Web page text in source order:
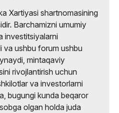
Xartiyasi shartnomasining
Barchamizni umumiy
investitsiyalarni
va ushbu forum ushbu
mintaqaviy
rivojlantirish uchun
va investorlarni
bugungi kunda beqaror
olgan holda juda